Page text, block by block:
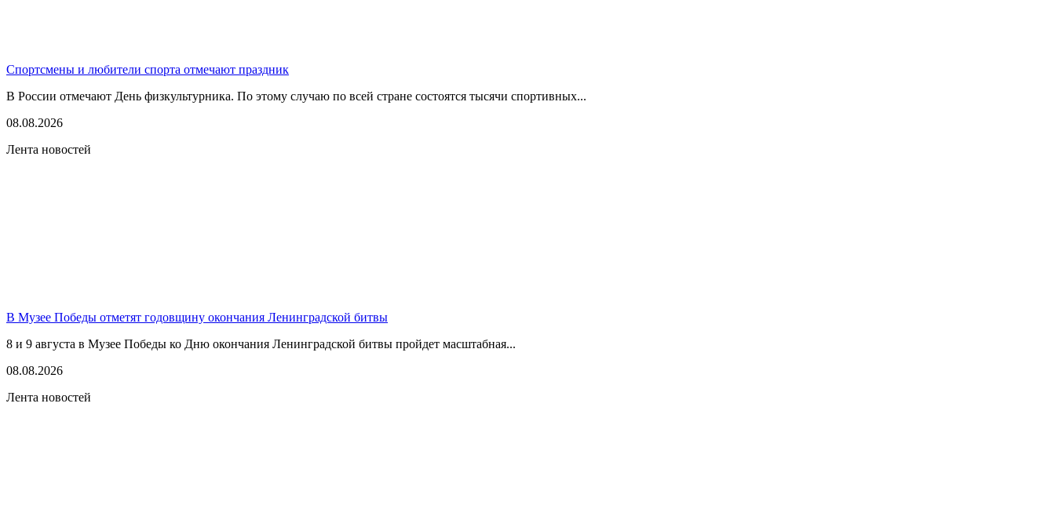
Спортсмены и любители спорта отмечают праздник
В России отмечают День физкультурника. По этому случаю по всей стране состоятся тысячи спортивных...
08.08.2026
Лента новостей
В Музее Победы отметят годовщину окончания Ленинградской битвы
8 и 9 августа в Музее Победы ко Дню окончания Ленинградской битвы пройдет масштабная...
08.08.2026
Лента новостей